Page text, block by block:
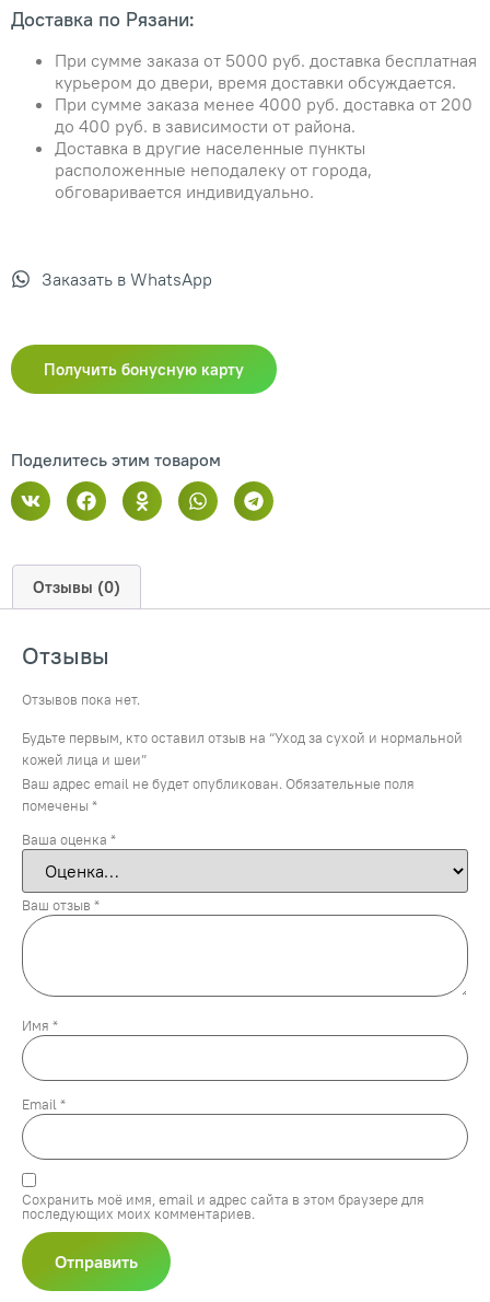
Доставка по Рязани:
При сумме заказа от 5000 руб. доставка бесплатная
курьером до двери, время доставки обсуждается.
При сумме заказа менее 4000 руб. доставка от 200
до 400 руб. в зависимости от района.
Доставка в другие населенные пункты
расположенные неподалеку от города,
обговаривается индивидуально.
Заказать в WhatsApp
Получить бонусную карту
Поделитесь этим товаром
Отзывы (0)
Отзывы
Отзывов пока нет.
Будьте первым, кто оставил отзыв на “Уход за сухой и нормальной
кожей лица и шеи”
Ваш адрес email не будет опубликован. Обязательные поля
помечены *
Ваша оценка *
Ваш отзыв *
Имя *
Email *
Сохранить моё имя, email и адрес сайта в этом браузере для
последующих моих комментариев.